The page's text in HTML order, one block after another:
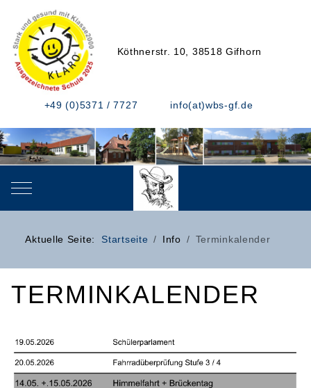
Köthnerstr. 10, 38518 Gifhorn
+49 (0)5371 / 7727 info(at)wbs-gf.de
Mobile Menu Toggle
Aktuelle Seite: Startseite Info Terminkalender
TERMINKALENDER